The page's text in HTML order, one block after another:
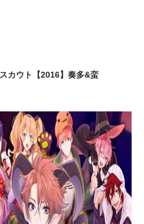
カウト【2016】奏多&蛮